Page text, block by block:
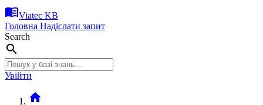
menu_bookViatec KB
Головна Надіслати запит
Search
search
Увійти
home